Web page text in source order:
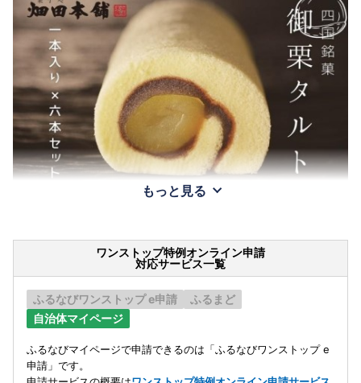
もっと見る
ワンストップ特例オンライン申請
対応サービス一覧
ふるなびワンストップ e申請
ふるまど
自治体マイページ
ふるなびマイページで申請できるのは「ふるなびワンストップ e
申請」です。